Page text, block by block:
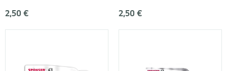
2,50 € 2,50 €